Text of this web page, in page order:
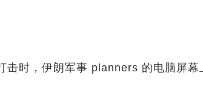
时，伊朗军事 planners 的电脑屏